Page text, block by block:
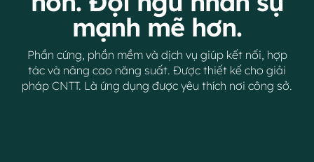
mạnh mẽ hơn.
Phần cứng, phần mềm và dịch vụ giúp kết nối, hợp
tác và nâng cao năng suất. Được thiết kế cho giải
pháp CNTT. Là ứng dụng được yêu thích nơi công sở.